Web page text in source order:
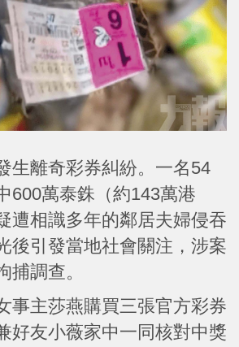
生離奇彩券糾紛。一名54
600萬泰銖（約143萬港
遭相識多年的鄰居夫婦侵吞
後引發當地社會關注，涉案
捕調查。
事主莎燕購買三張官方彩券
好友小薇家中一同核對中獎